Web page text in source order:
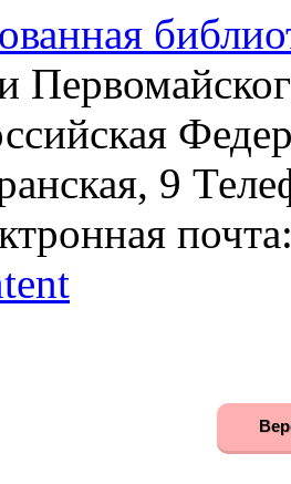
9